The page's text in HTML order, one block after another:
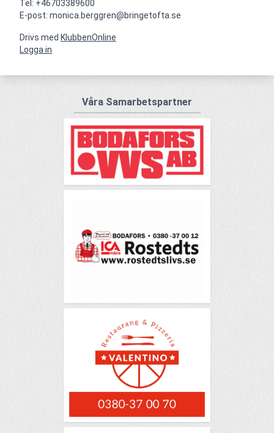
Tel: +46703389600
E-post: monica.berggren@bringetofta.se
Drivs med KlubbenOnline
Logga in
Våra Samarbetspartner